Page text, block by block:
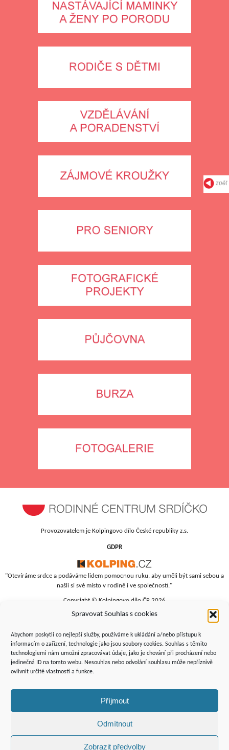
Spravovat Souhlas s cookies
Abychom poskytli co nejlepší služby, používáme k ukládání a/nebo přístupu k
informacím o zařízení, technologie jako jsou soubory cookies. Souhlas s těmito
technologiemi nám umožní zpracovávat údaje, jako je chování při procházení nebo
jedinečná ID na tomto webu. Nesouhlas nebo odvolání souhlasu může nepříznivě
ovlivnit určité vlastnosti a funkce.
Příjmout
Odmítnout
Zobrazit předvolby
Provozovatelem je Kolpingovo dílo České republiky z.s.
GDPR
"Otevíráme srdce a podáváme lidem pomocnou ruku, aby uměli být sami sebou a
našli si své místo v rodině i ve společnosti."
Copyright © Kolpingovo dílo ČR 2026
Studentská 4
budova polikliniky, 4. patro
Žďár nad Sázavou, 591 01
+420 566 690 135
srdicko@kolping.cz